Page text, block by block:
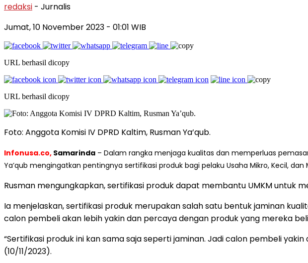
redaksi - Jurnalis
Jumat, 10 November 2023 - 01:01 WIB
URL berhasil dicopy
URL berhasil dicopy
Foto: Anggota Komisi IV DPRD Kaltim, Rusman Ya’qub.
Infonusa.co, Samarinda – Dalam rangka menjaga kualitas dan memperluas
Ya’qub mengingatkan pentingnya sertifikasi produk bagi pelaku Usaha Mikro, Kecil, dan
Rusman mengungkapkan, sertifikasi produk dapat membantu UMKM untuk
Ia menjelaskan, sertifikasi produk merupakan salah satu bentuk jaminan
calon pembeli akan lebih yakin dan percaya dengan produk yang mereka
“Sertifikasi produk ini kan sama saja seperti jaminan. Jadi calon pembeli
(10/11/2023).